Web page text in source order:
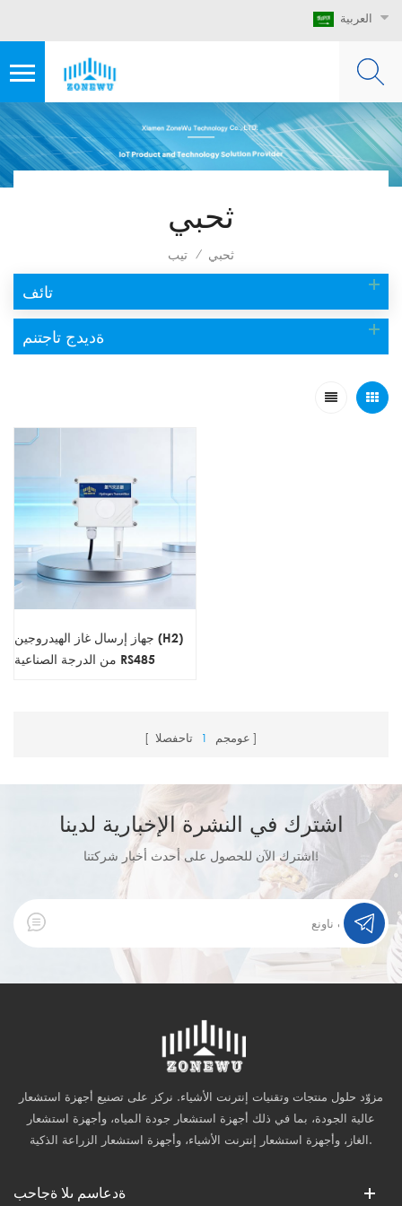
العربية
ثحبي
تيب / ثحبي
تائف
ةديدج تاجتنم
جهاز إرسال غاز الهيدروجين (H2)
من الدرجة الصناعية RS485
عومجم 1 تاحفصلا
اشترك في النشرة الإخبارية لدينا
اشترك الآن للحصول على أحدث أخبار شركتنا!
مزوّد حلول منتجات وتقنيات إنترنت الأشياء. نركز على تصنيع أجهزة استشعار
عالية الجودة، بما في ذلك أجهزة استشعار جودة المياه، وأجهزة استشعار
الغاز، وأجهزة استشعار إنترنت الأشياء، وأجهزة استشعار الزراعة الذكية.
ةدعاسم ىلا ةجاحب